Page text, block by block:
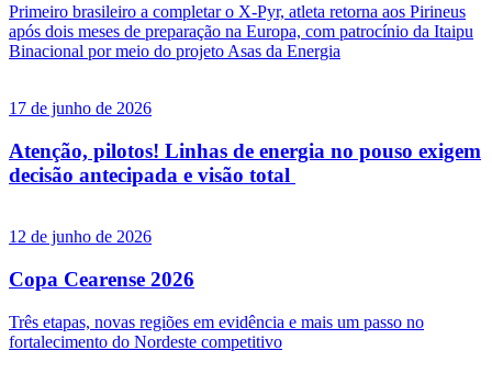
Primeiro brasileiro a completar o X-Pyr, atleta retorna aos Pirineus
após dois meses de preparação na Europa, com patrocínio da Itaipu
Binacional por meio do projeto Asas da Energia
17 de junho de 2026
Atenção, pilotos! Linhas de energia no pouso exigem
decisão antecipada e visão total
12 de junho de 2026
Copa Cearense 2026
Três etapas, novas regiões em evidência e mais um passo no
fortalecimento do Nordeste competitivo